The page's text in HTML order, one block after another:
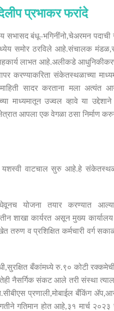
प्रभाकर फरांदे
सभासद बंधू–भगिनींनो,चेअरमन पदाची
समोर ठरविले आहे.संचालक मंडळ,
लाभत आहे.अलीकडे
करण्याकरिता संकेतस्थळाच्या
माहिती सादर करताना मला अत्यंत
माध्यमातून उज्वल व्हावे या
आपला एक वेगळा ठसा निर्माण
यशस्वी वाटचाल सुरु आहे.हे संकेतस्थळ
घेवूनच योजना तयार करण्यात
शाखा कार्यरत असून मुख्य
तरुण व प्रशिक्षित कर्मचारी वर्ग
,सुरक्षित बँकांमध्ये रु.९० कोटी
नैसर्गिक संकट आले तरी संस्था
.सीबीएस प्रणाली,मोबाईल बँकिंग ॲप,
गतिमान होत आहे,३१ मार्च २०२३